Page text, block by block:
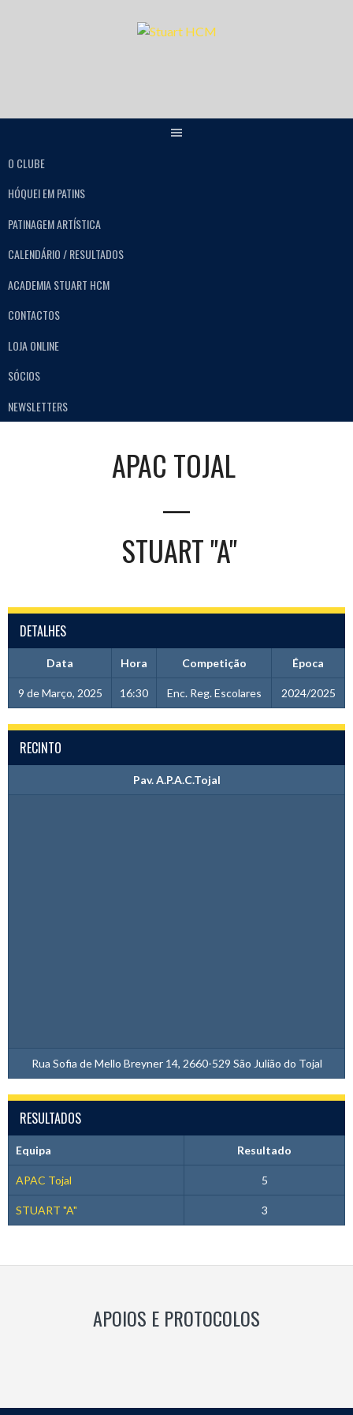
O CLUBE
HÓQUEI EM PATINS
PATINAGEM ARTÍSTICA
CALENDÁRIO / RESULTADOS
ACADEMIA STUART HCM
CONTACTOS
LOJA ONLINE
SÓCIOS
NEWSLETTERS
APAC TOJAL
—
STUART "A"
DETALHES
Data Hora Competição Época
9 de Março, 2025 16:30 Enc. Reg. Escolares 2024/2025
RECINTO
Pav. A.P.A.C.Tojal
Rua Sofia de Mello Breyner 14, 2660-529 São Julião do Tojal
RESULTADOS
Equipa Resultado
APAC Tojal 5
STUART "A" 3
APOIOS E PROTOCOLOS